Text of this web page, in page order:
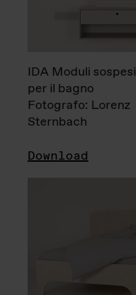
IDA Moduli sospesi
per il bagno
Fotografo: Lorenz
Sternbach
Download